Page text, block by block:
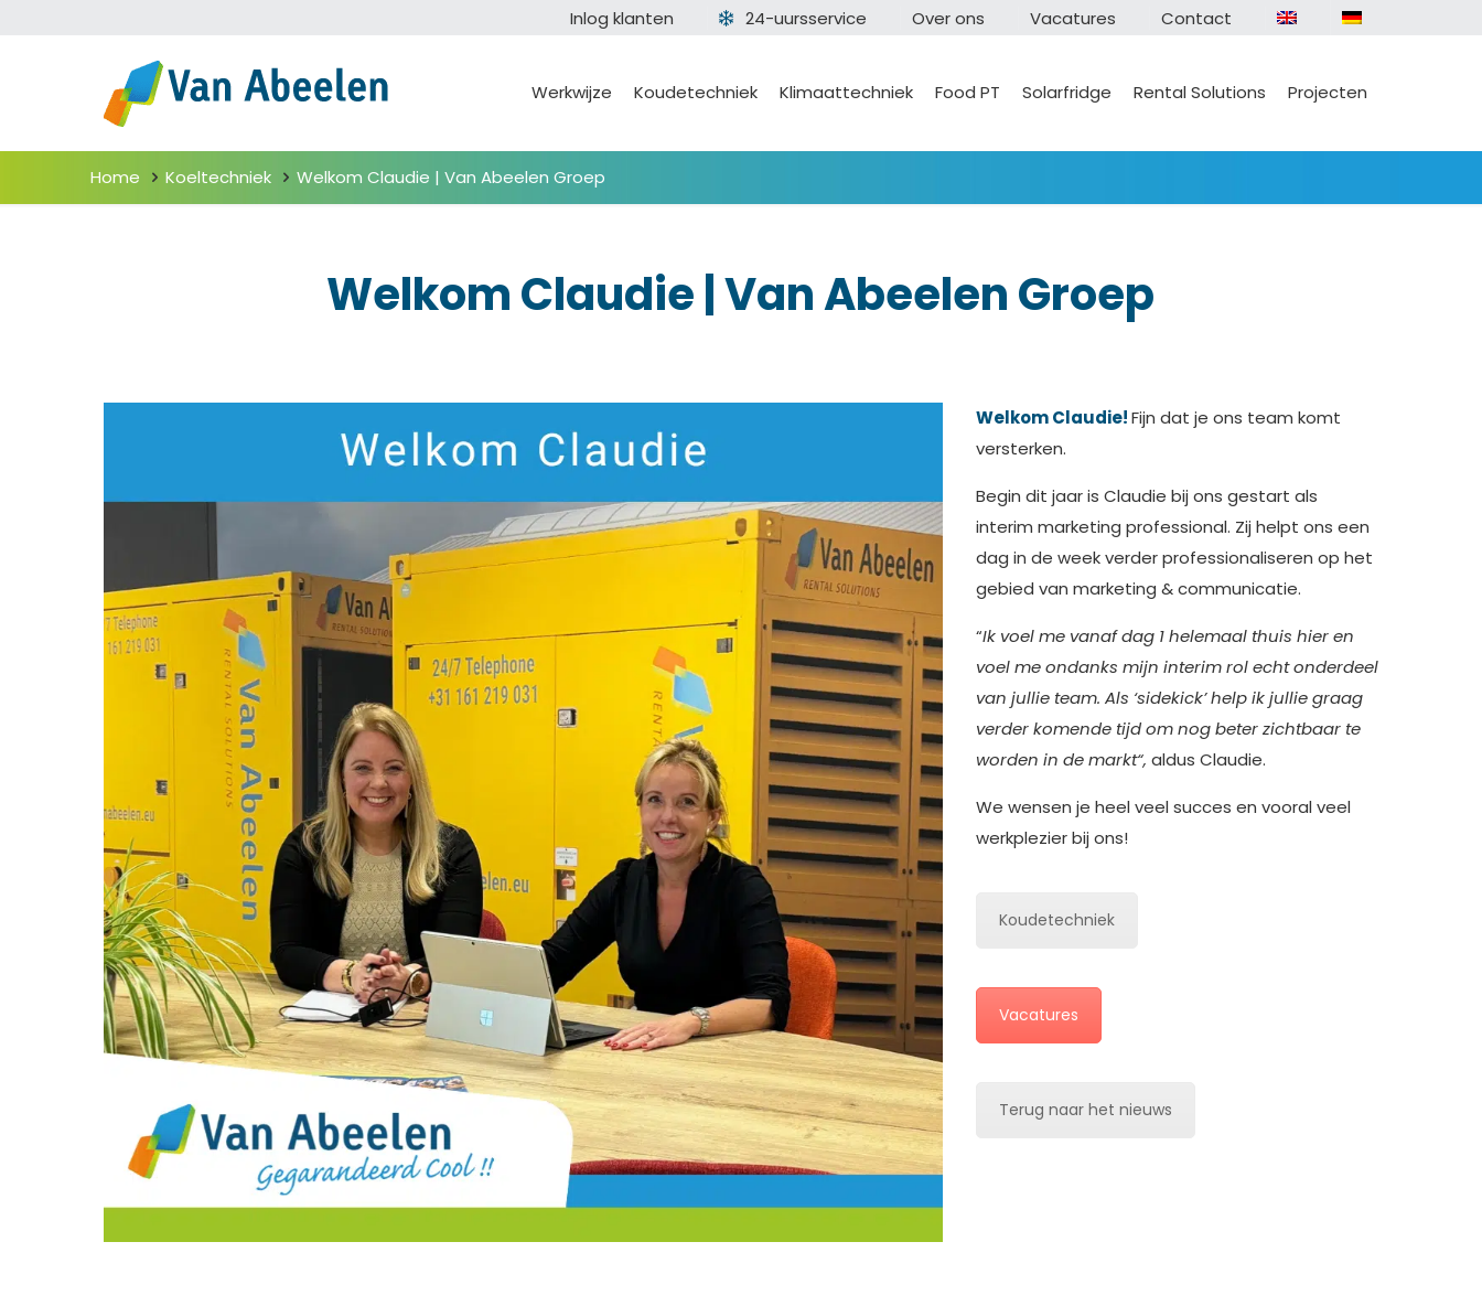
Inlog klanten 24-uursservice Over ons Vacatures Contact
Werkwijze Koudetechniek Klimaattechniek Food PT Solarfridge Rental Solutions Projecten
Home Koeltechniek Welkom Claudie | Van Abeelen Groep
Welkom Claudie | Van Abeelen Groep
Welkom Claudie!Fijn dat je ons team komt
versterken.
Begin dit jaar is Claudie bij ons gestart als
interim marketing professional. Zij helpt ons een
dag in de week verder professionaliseren op het
gebied van marketing & communicatie.
“Ik voel me vanaf dag 1 helemaal thuis hier en
voel me ondanks mijn interim rol echt onderdeel
van jullie team. Als ‘sidekick’ help ik jullie graag
verder komende tijd om nog beter zichtbaar te
worden in de markt“, aldus Claudie.
We wensen je heel veel succes en vooral veel
werkplezier bij ons!
Koudetechniek
Vacatures
Terug naar het nieuws